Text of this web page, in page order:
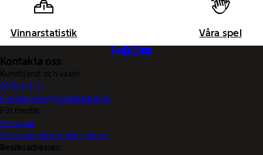
Vinnarstatistik Våra spel
Kontakta oss
Kundtjänst och växel:
0770-11 11 11
kundservice@svenskaspel.se
För media:
Pressjour
Pressjour vinster och vinnare
Besöksadresser: